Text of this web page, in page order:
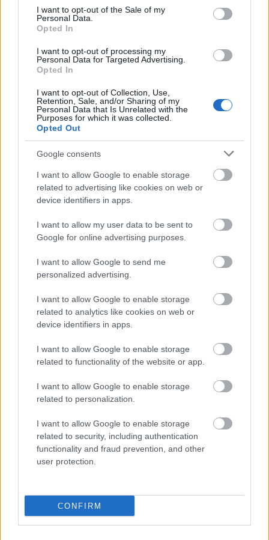
consent section.
I want to opt-out of the Sale of my
Personal Data.
Opted In
I want to opt-out of processing my
Personal Data for Targeted Advertising.
Opted In
I want to opt-out of Collection, Use,
Retention, Sale, and/or Sharing of my
Personal Data that Is Unrelated with the
Purposes for which it was collected.
Opted Out
Google consents
I want to allow Google to enable storage
related to advertising like cookies on web or
device identifiers in apps.
I want to allow my user data to be sent to
Google for online advertising purposes.
I want to allow Google to send me
personalized advertising.
I want to allow Google to enable storage
related to analytics like cookies on web or
device identifiers in apps.
I want to allow Google to enable storage
related to functionality of the website or app.
I want to allow Google to enable storage
related to personalization.
I want to allow Google to enable storage
related to security, including authentication
functionality and fraud prevention, and other
user protection.
CONFIRM
Szatory Dávid: „Ha csak úgy létezik
az ember a térben”
szinhaz szerk.•2017. október 31.
Az Átriumban több produkcióban is szerepel,
Fassbinder-opuszban, A félelem megeszi a lelket
című előadásban.
A #metoo kampányához csatlakozik